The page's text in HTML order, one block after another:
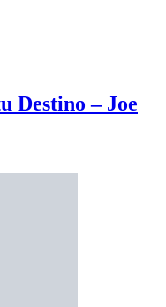
Destino – Joe